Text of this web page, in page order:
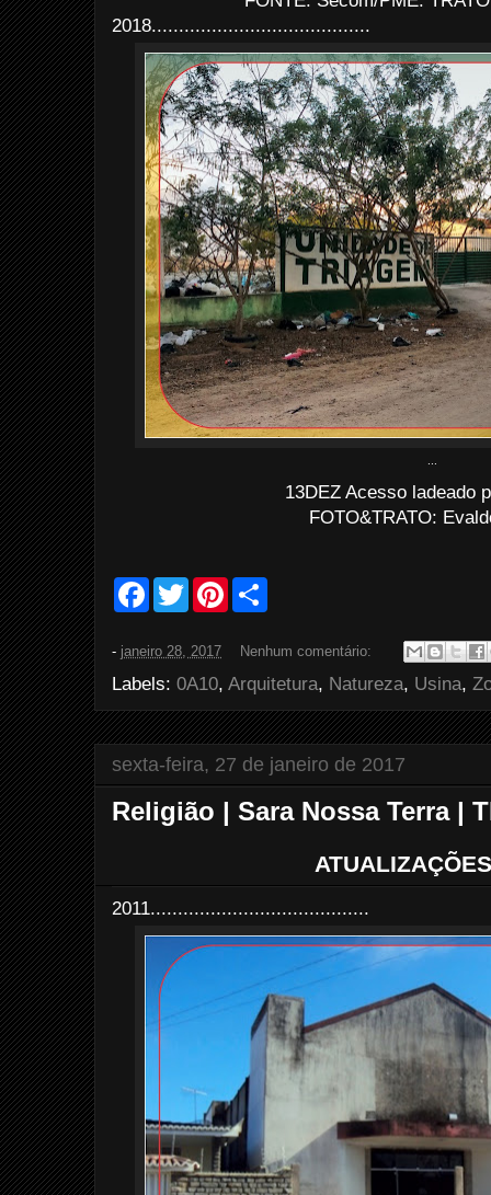
2018........................................
13DEZ Acesso ladeado
FOTO&TRATO:
F
b
o
o
k
T
w
t
e
r
P
e
s
t
e
- janeiro 28, 2017 Nenhum comentário:
Labels: 0A10, Arquitetura, Natureza, Usina,
sexta-feira, 27 de janeiro de 2017
Religião | Sara Nossa Terra |
2011........................................